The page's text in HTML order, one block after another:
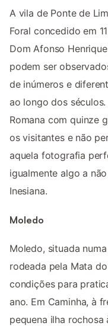
A vila de Ponte de
Foral concedido em
Dom Afonso
podem ser
de inúmeros e
ao longo dos
Romana com quinze
os visitantes e não
aquela fotografia
igualmente algo a
Inesiana.
Moledo
Moledo, situada
rodeada pela Mata
condições para
ano. Em Caminha, à
pequena ilha